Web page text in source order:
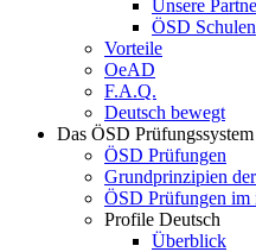
Unsere
ÖSD Schulen
Vorteile
OeAD
F.A.Q.
Deutsch bewegt
Das ÖSD Prüfungssystem
ÖSD Prüfungen
Grundprinzipien
ÖSD Prüfungen im
Profile Deutsch
Überblick